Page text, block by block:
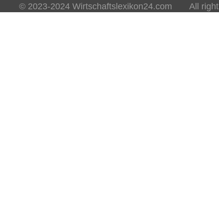
© 2023-2024 Wirtschaftslexikon24.com All